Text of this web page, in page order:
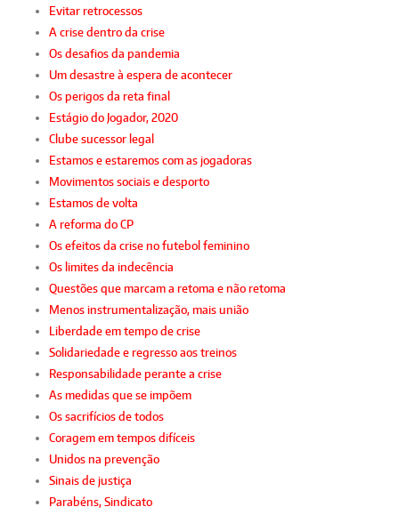
Evitar retrocessos
A crise dentro da crise
Os desafios da pandemia
Um desastre à espera de acontecer
Os perigos da reta final
Estágio do Jogador, 2020
Clube sucessor legal
Estamos e estaremos com as jogadoras
Movimentos sociais e desporto
Estamos de volta
A reforma do CP
Os efeitos da crise no futebol feminino
Os limites da indecência
Questões que marcam a retoma e não retoma
Menos instrumentalização, mais união
Liberdade em tempo de crise
Solidariedade e regresso aos treinos
Responsabilidade perante a crise
As medidas que se impõem
Os sacrifícios de todos
Coragem em tempos difíceis
Unidos na prevenção
Sinais de justiça
Parabéns, Sindicato